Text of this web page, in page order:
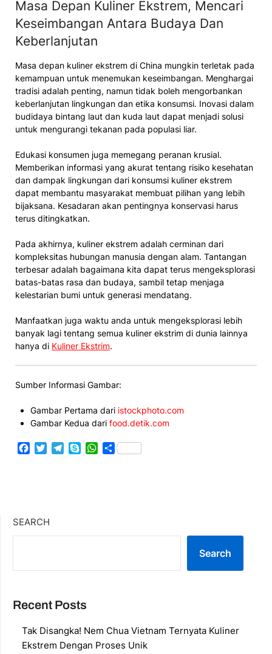
Masa Depan Kuliner Ekstrem, Mencari
Keseimbangan Antara Budaya Dan
Keberlanjutan
Masa depan kuliner ekstrem di China mungkin terletak pada
kemampuan untuk menemukan keseimbangan. Menghargai
tradisi adalah penting, namun tidak boleh mengorbankan
keberlanjutan lingkungan dan etika konsumsi. Inovasi dalam
budidaya bintang laut dan kuda laut dapat menjadi solusi
untuk mengurangi tekanan pada populasi liar.
Edukasi konsumen juga memegang peranan krusial.
Memberikan informasi yang akurat tentang risiko kesehatan
dan dampak lingkungan dari konsumsi kuliner ekstrem
dapat membantu masyarakat membuat pilihan yang lebih
bijaksana. Kesadaran akan pentingnya konservasi harus
terus ditingkatkan.
Pada akhirnya, kuliner ekstrem adalah cerminan dari
kompleksitas hubungan manusia dengan alam. Tantangan
terbesar adalah bagaimana kita dapat terus mengeksplorasi
batas-batas rasa dan budaya, sambil tetap menjaga
kelestarian bumi untuk generasi mendatang.
Manfaatkan juga waktu anda untuk mengeksplorasi lebih
banyak lagi tentang semua kuliner ekstrim di dunia lainnya
hanya di Kuliner Ekstrim.
Sumber Informasi Gambar:
Gambar Pertama dari istockphoto.com
Gambar Kedua dari food.detik.com
Facebook
TwitterTelegram
SkypeWhatsApp
Share
SEARCH
Search
Recent Posts
Tak Disangka! Nem Chua Vietnam Ternyata Kuliner
Ekstrem Dengan Proses Unik